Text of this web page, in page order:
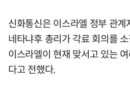
신화통신은 이스라엘 정부 관
네타냐후 총리가 각료 회의를
이스라엘이 현재 맞서고 있는
다고 전했다.